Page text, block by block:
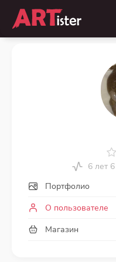
6 лет
Портфолио
О пользователе
Магазин